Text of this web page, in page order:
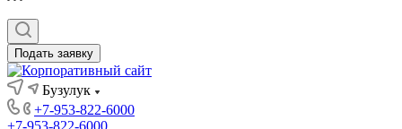
Подать заявку
Бузулук
+7-953-822-6000
+7-953-822-6000